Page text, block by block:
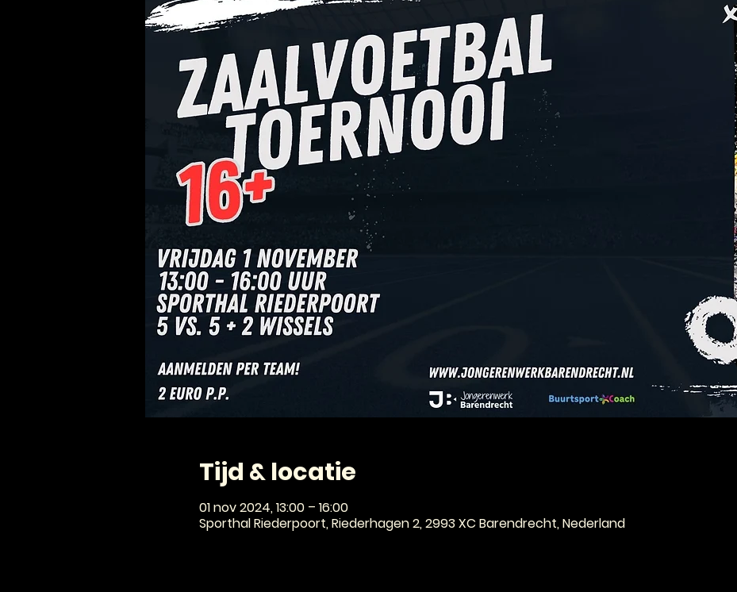
Tijd & locatie
01 nov 2024, 13:00 – 16:00
Sporthal Riederpoort, Riederhagen 2, 2993 XC Barendrecht, Nederland